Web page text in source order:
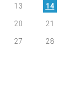
13 14
20 21
27 28